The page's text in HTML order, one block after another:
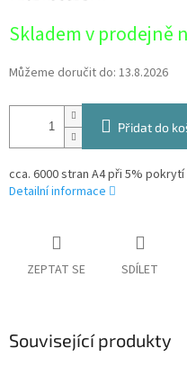
cena:
Skladem v prodejně
Můžeme doručit do: 13.8.2026
Přidat do
cca. 6000 stran A4 při 5%
Detailní informace
ZEPTAT SE SDÍLET
Související produkty